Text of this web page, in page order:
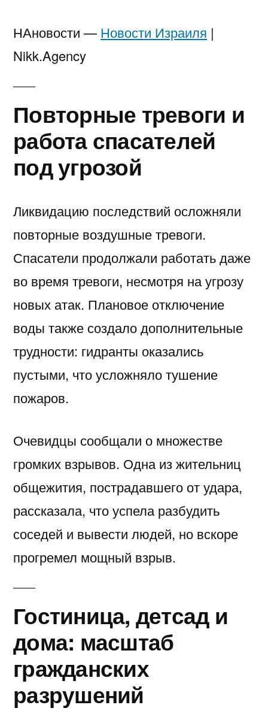
НАновости — Новости Израиля |
Nikk.Agency
Повторные тревоги и
работа спасателей
под угрозой
Ликвидацию последствий осложняли
повторные воздушные тревоги.
Спасатели продолжали работать даже
во время тревоги, несмотря на угрозу
новых атак. Плановое отключение
воды также создало дополнительные
трудности: гидранты оказались
пустыми, что усложняло тушение
пожаров.
Очевидцы сообщали о множестве
громких взрывов. Одна из жительниц
общежития, пострадавшего от удара,
рассказала, что успела разбудить
соседей и вывести людей, но вскоре
прогремел мощный взрыв.
Гостиница, детсад и
дома: масштаб
гражданских
разрушений